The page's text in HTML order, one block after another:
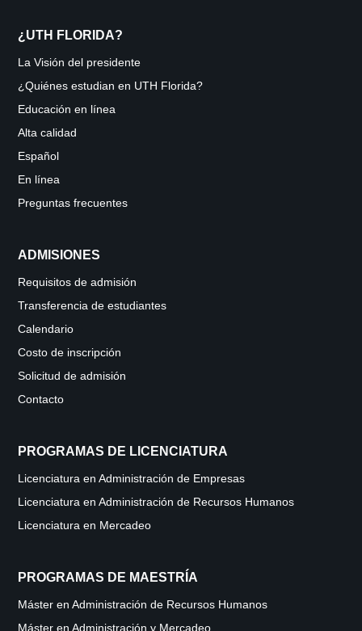
¿UTH FLORIDA?
La Visión del presidente
¿Quiénes estudian en UTH Florida?
Educación en línea
Alta calidad
Español
En línea
Preguntas frecuentes
ADMISIONES
Requisitos de admisión
Transferencia de estudiantes
Calendario
Costo de inscripción
Solicitud de admisión
Contacto
PROGRAMAS DE LICENCIATURA
Licenciatura en Administración de Empresas
Licenciatura en Administración de Recursos Humanos
Licenciatura en Mercadeo
PROGRAMAS DE MAESTRÍA
Máster en Administración de Recursos Humanos
Máster en Administración y Mercadeo